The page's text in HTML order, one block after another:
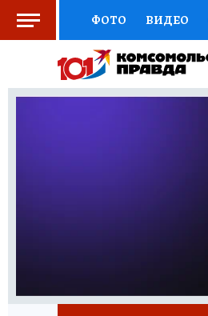
ФОТО ВИДЕО
СОЦПОДДЕРЖКА
ВЫБОР ЭКСПЕРТОВ